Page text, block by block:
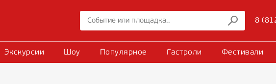
8
Экскурсии Шоу Популярное Гастроли Фестивали